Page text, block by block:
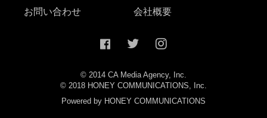
お問い合わせ 会社概要
© 2014 CA Media Agency, Inc.
© 2018 HONEY COMMUNICATIONS, Inc.
Powered by HONEY COMMUNICATIONS